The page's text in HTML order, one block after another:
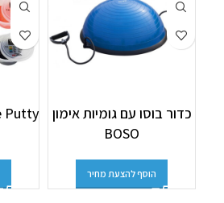
כדור בוסו עם גומיות אימון
BOSO
הוסף להצעת מחיר